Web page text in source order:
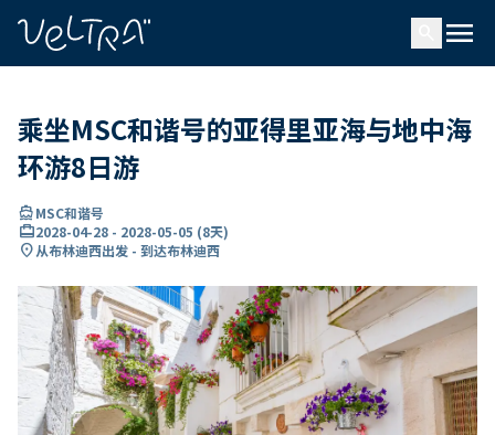
menu
乘坐MSC和谐号的亚得里亚海与地中海
环游8日游
directions_boatMSC和谐号
card_travel2028-04-28 - 2028-05-05 (8天)
location_on从布林迪西出发 - 到达布林迪西